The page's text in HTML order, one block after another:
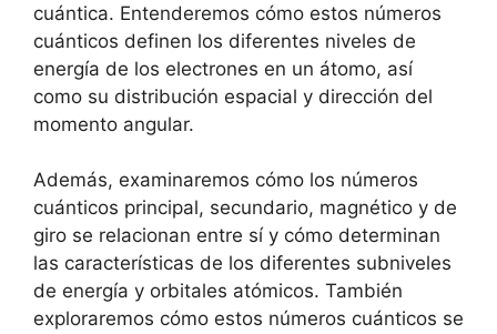
cuántica. Entenderemos cómo estos números
cuánticos definen los diferentes niveles de
energía de los electrones en un átomo, así
como su distribución espacial y dirección del
momento angular.
Además, examinaremos cómo los números
cuánticos principal, secundario, magnético y de
giro se relacionan entre sí y cómo determinan
las características de los diferentes subniveles
de energía y orbitales atómicos. También
exploraremos cómo estos números cuánticos se